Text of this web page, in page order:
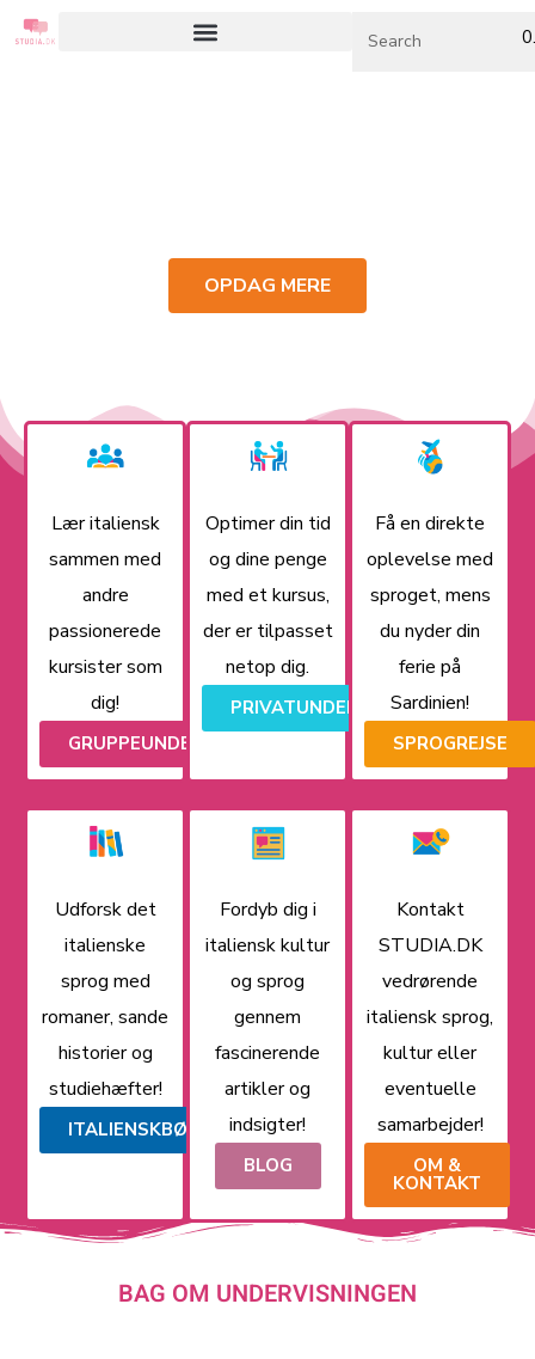
OPDAG MERE
Lær italiensk
sammen med
andre
passionerede
kursister som
dig!
GRUPPEUNDERVISNING
Optimer din tid
og dine penge
med et kursus,
der er tilpasset
netop dig.
PRIVATUNDERVISNING
Få en direkte
oplevelse med
sproget, mens
du nyder din
ferie på
Sardinien!
SPROGREJSE
Udforsk det
italienske
sprog med
romaner, sande
historier og
studiehæfter!
ITALIENSKBØGER
Fordyb dig i
italiensk kultur
og sprog
gennem
fascinerende
artikler og
indsigter!
BLOG
Kontakt
STUDIA.DK
vedrørende
italiensk sprog,
kultur eller
eventuelle
samarbejder!
OM &
KONTAKT
BAG OM UNDERVISNINGEN